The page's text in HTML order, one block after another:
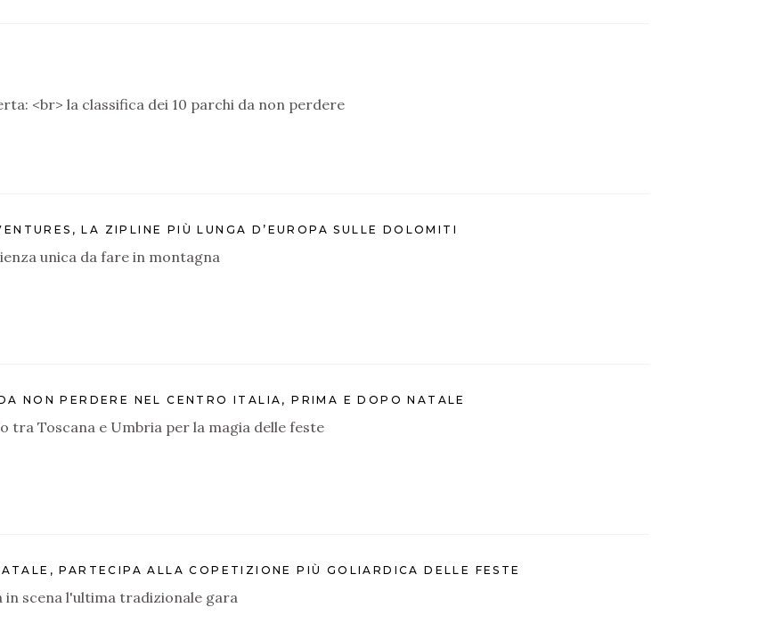
<br> la classifica dei 10 parchi da non perdere
LA ZIPLINE PIÙ LUNGA D’EUROPA SULLE DOLOMITI
unica da fare in montagna
NON PERDERE NEL CENTRO ITALIA, PRIMA E DOPO NATALE
tra Toscana e Umbria per la magia delle feste
PARTECIPA ALLA COPETIZIONE PIÙ GOLIARDICA DELLE FESTE
in scena l'ultima tradizionale gara